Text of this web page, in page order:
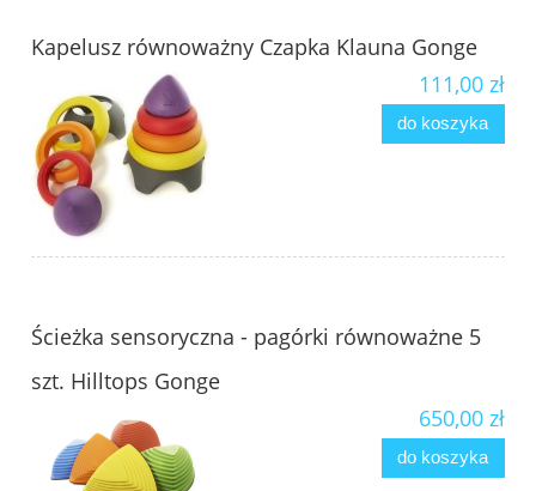
Kapelusz równoważny Czapka Klauna Gonge
111,00 zł
do koszyka
Ścieżka sensoryczna - pagórki równoważne 5
szt. Hilltops Gonge
650,00 zł
do koszyka